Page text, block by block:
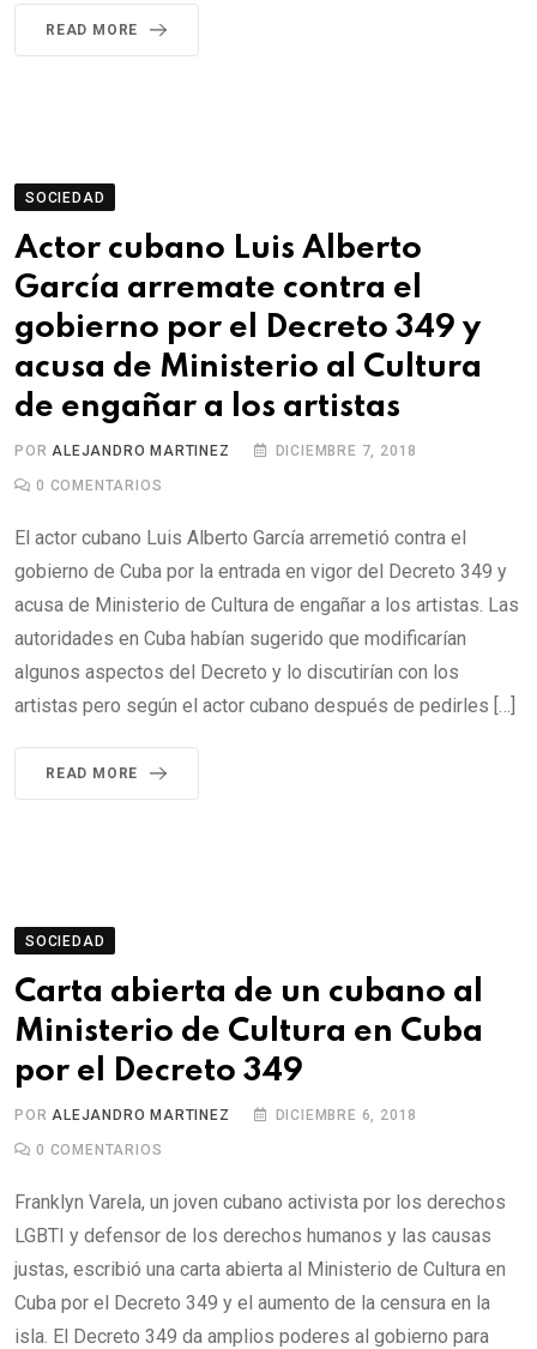
READ MORE
SOCIEDAD
Actor cubano Luis Alberto
García arremate contra el
gobierno por el Decreto 349 y
acusa de Ministerio al Cultura
de engañar a los artistas
POR ALEJANDRO MARTINEZ DICIEMBRE 7, 2018
0 COMENTARIOS
El actor cubano Luis Alberto García arremetió contra el
gobierno de Cuba por la entrada en vigor del Decreto 349 y
acusa de Ministerio de Cultura de engañar a los artistas. Las
autoridades en Cuba habían sugerido que modificarían
algunos aspectos del Decreto y lo discutirían con los
artistas pero según el actor cubano después de pedirles […]
READ MORE
SOCIEDAD
Carta abierta de un cubano al
Ministerio de Cultura en Cuba
por el Decreto 349
POR ALEJANDRO MARTINEZ DICIEMBRE 6, 2018
0 COMENTARIOS
Franklyn Varela, un joven cubano activista por los derechos
LGBTI y defensor de los derechos humanos y las causas
justas, escribió una carta abierta al Ministerio de Cultura en
Cuba por el Decreto 349 y el aumento de la censura en la
isla. El Decreto 349 da amplios poderes al gobierno para